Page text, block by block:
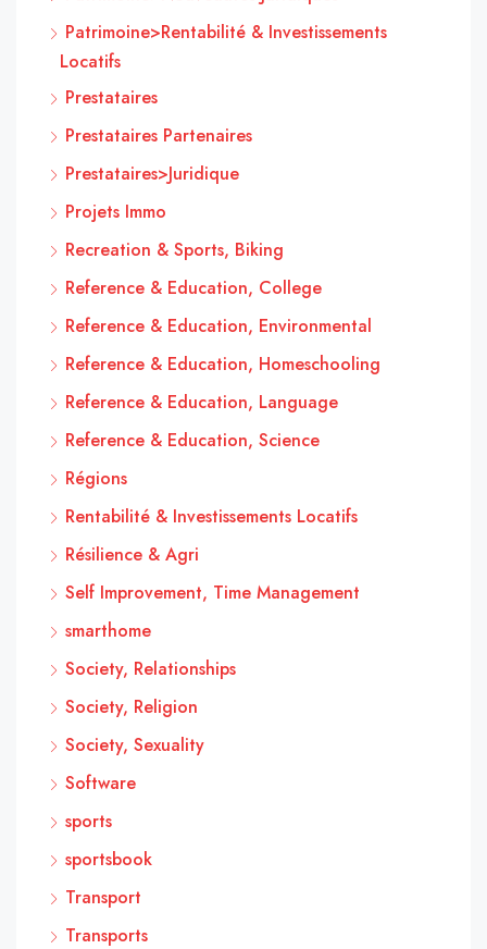
Patrimoine>Rentabilité & Investissements
Locatifs
Prestataires
Prestataires Partenaires
Prestataires>Juridique
Projets Immo
Recreation & Sports, Biking
Reference & Education, College
Reference & Education, Environmental
Reference & Education, Homeschooling
Reference & Education, Language
Reference & Education, Science
Régions
Rentabilité & Investissements Locatifs
Résilience & Agri
Self Improvement, Time Management
smarthome
Society, Relationships
Society, Religion
Society, Sexuality
Software
sports
sportsbook
Transport
Transports